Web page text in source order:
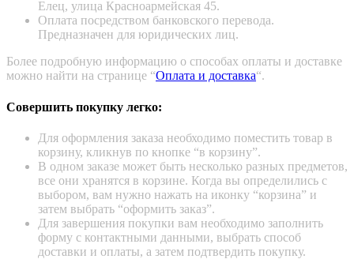
Елец, улица Красноармейская 45.
Оплата посредством банковского перевода.
Предназначен для юридических лиц.
Более подробную информацию о способах оплаты и доставке
можно найти на странице “Оплата и доставка“.
Совершить покупку легко:
Для оформления заказа необходимо поместить товар в
корзину, кликнув по кнопке “в корзину”.
В одном заказе может быть несколько разных предметов,
все они хранятся в корзине. Когда вы определились с
выбором, вам нужно нажать на иконку “корзина” и
затем выбрать “оформить заказ”.
Для завершения покупки вам необходимо заполнить
форму с контактными данными, выбрать способ
доставки и оплаты, а затем подтвердить покупку.